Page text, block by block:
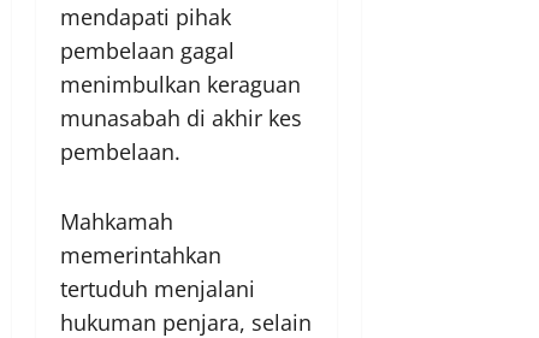
mendapati pihak
pembelaan gagal
menimbulkan keraguan
munasabah di akhir kes
pembelaan.
Mahkamah
memerintahkan
tertuduh menjalani
hukuman penjara, selain